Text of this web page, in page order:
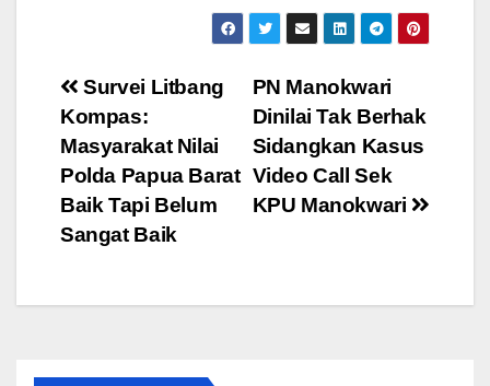
Post
navigation
PN Manokwari
Dinilai Tak Berhak
Sidangkan Kasus
Video Call Sek
KPU Manokwari
Survei Litbang
Kompas:
Masyarakat Nilai
Polda Papua Barat
Baik Tapi Belum
Sangat Baik